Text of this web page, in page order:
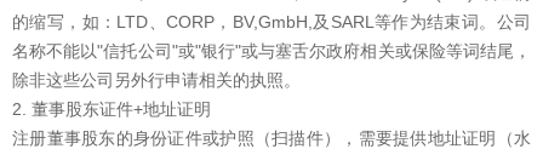
的缩写，如：LTD、CORP，BV,GmbH,及SARL等作为结束词。公司
名称不能以"信托公司"或"银行"或与塞舌尔政府相关或保险等词结尾，
除非这些公司另外行申请相关的执照。
2. 董事股东证件+地址证明
注册董事股东的身份证件或护照（扫描件），需要提供地址证明（水